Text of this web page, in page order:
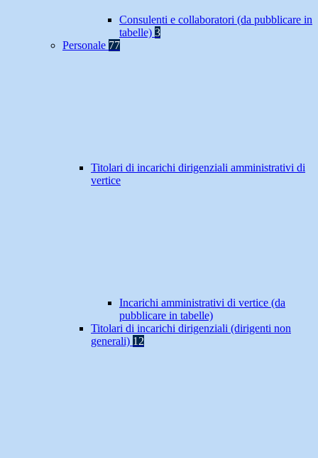
Consulenti e collaboratori (da pubblicare in
tabelle) 3
Personale 77
Titolari di incarichi dirigenziali amministrativi di
vertice
Incarichi amministrativi di vertice (da
pubblicare in tabelle)
Titolari di incarichi dirigenziali (dirigenti non
generali) 12